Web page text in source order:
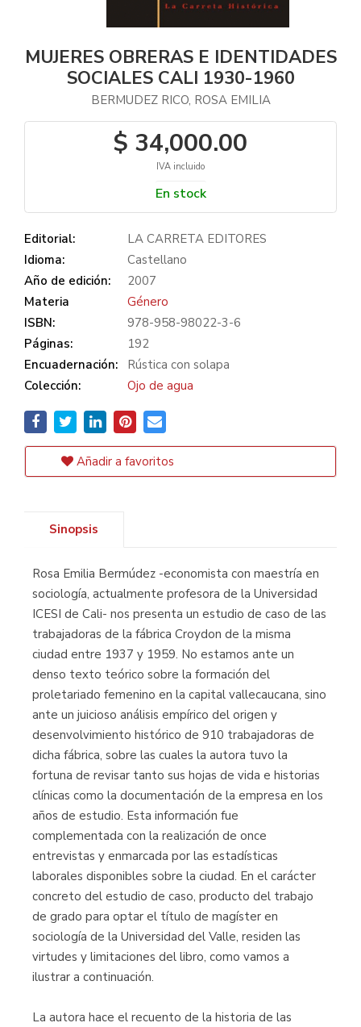
MUJERES OBRERAS E IDENTIDADES
SOCIALES CALI 1930-1960
BERMUDEZ RICO, ROSA EMILIA
$ 34,000.00
IVA incluido
En stock
Editorial:
LA CARRETA EDITORES
Idioma:
Castellano
Año de edición:
2007
Materia
Género
ISBN:
978-958-98022-3-6
Páginas:
192
Encuadernación:
Rústica con solapa
Colección:
Ojo de agua
Añadir a favoritos
Sinopsis
Rosa Emilia Bermúdez -economista con maestría en
sociología, actualmente profesora de la Universidad
ICESI de Cali- nos presenta un estudio de caso de las
trabajadoras de la fábrica Croydon de la misma
ciudad entre 1937 y 1959. No estamos ante un
denso texto teórico sobre la formación del
proletariado femenino en la capital vallecaucana, sino
ante un juicioso análisis empírico del origen y
desenvolvimiento histórico de 910 trabajadoras de
dicha fábrica, sobre las cuales la autora tuvo la
fortuna de revisar tanto sus hojas de vida e historias
clínicas como la documentación de la empresa en los
años de estudio. Esta información fue
complementada con la realización de once
entrevistas y enmarcada por las estadísticas
laborales disponibles sobre la ciudad. En el carácter
concreto del estudio de caso, producto del trabajo
de grado para optar el título de magíster en
sociología de la Universidad del Valle, residen las
virtudes y limitaciones del libro, como vamos a
ilustrar a continuación.
La autora hace el recuento de la historia de las